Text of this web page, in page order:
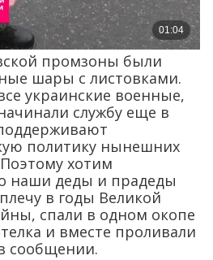
промзоны были
шары с листовками.
украинские военные,
службу еще в
политику нынешних
хотим
наши деды и прадеды
в годы Великой
спали в одном окопе
и вместе проливали
сообщении.